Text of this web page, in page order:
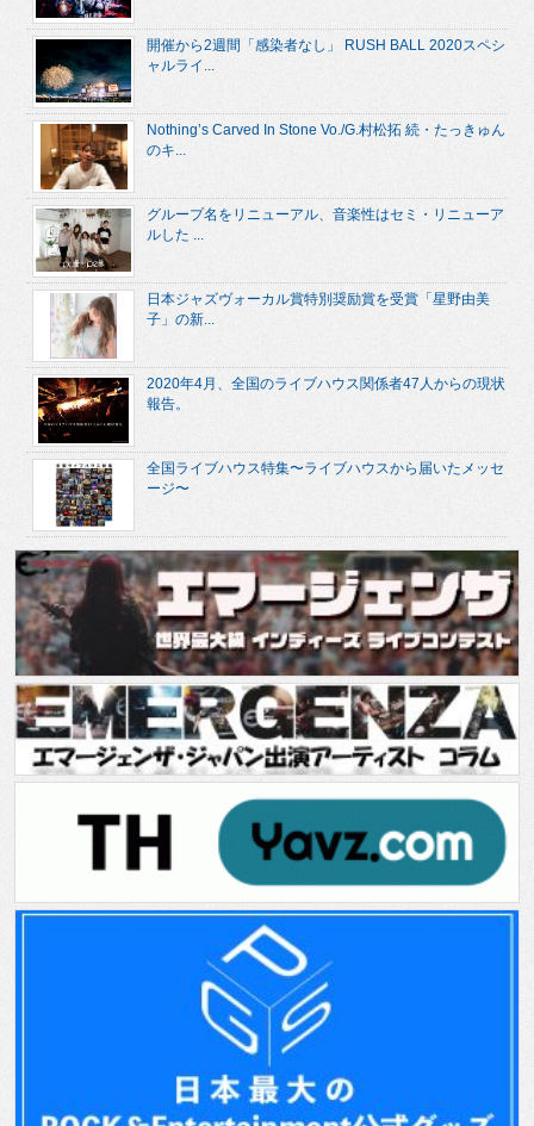
開催から2週間「感染者なし」 RUSH BALL 2020スペシ
ャルライ...
Nothing’s Carved In Stone Vo./G.村松拓 続・たっきゅん
のキ...
グループ名をリニューアル、音楽性はセミ・リニューア
ルした ...
日本ジャズヴォーカル賞特別奨励賞を受賞「星野由美
子」の新...
2020年4月、全国のライブハウス関係者47人からの現状
報告。
全国ライブハウス特集〜ライブハウスから届いたメッセ
ージ〜